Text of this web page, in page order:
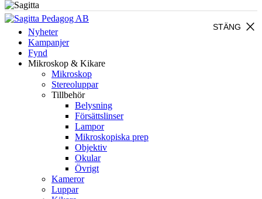
close
STÄNG
Nyheter
Kampanjer
Fynd
Mikroskop & Kikare
Mikroskop
Stereoluppar
Tillbehör
Belysning
Försättslinser
Lampor
Mikroskopiska prep
Objektiv
Okular
Övrigt
Kameror
Luppar